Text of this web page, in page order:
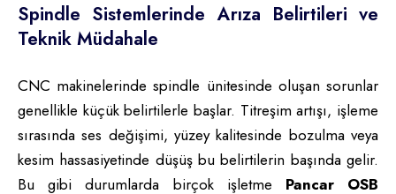
Spindle Sistemlerinde Arıza Belirtileri ve
Teknik Müdahale
CNC makinelerinde spindle ünitesinde oluşan sorunlar
genellikle küçük belirtilerle başlar. Titreşim artışı, işleme
sırasında ses değişimi, yüzey kalitesinde bozulma veya
kesim hassasiyetinde düşüş bu belirtilerin başında gelir.
Bu gibi durumlarda birçok işletme Pancar OSB